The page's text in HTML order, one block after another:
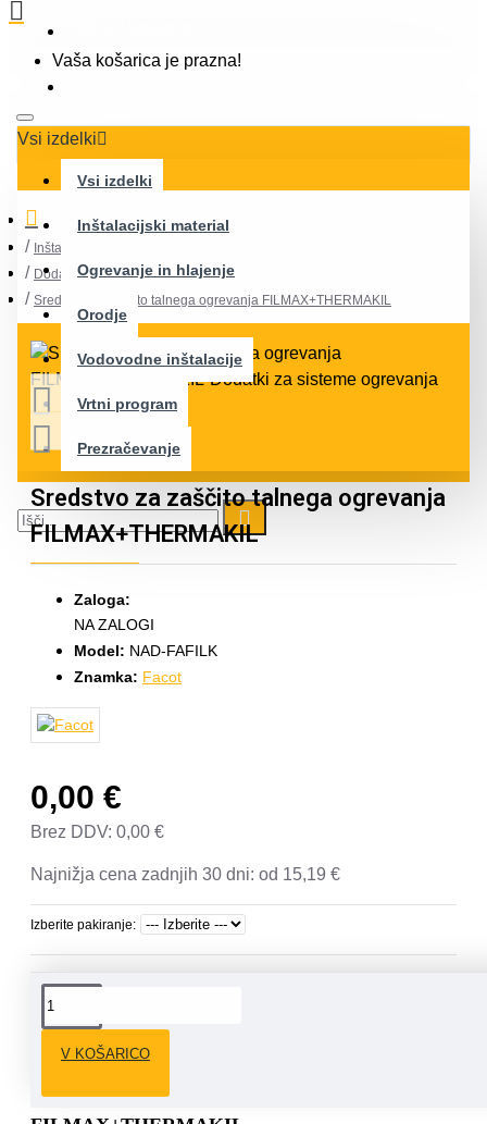
Vaša košarica je prazna!
Vsi izdelki
Vsi izdelki
Inštalacijski material
Ogrevanje in hlajenje
Orodje
Vodovodne inštalacije
Vrtni program
Prezračevanje
Inštalacijski material
Dodatki za sisteme ogrevanja
Sredstvo za zaščito talnega ogrevanja FILMAX+THERMAKIL
Sredstvo za zaščito talnega ogrevanja
FILMAX+THERMAKIL
Zaloga:
NA ZALOGI
Model: NAD-FAFILK
Znamka: Facot
0,00 €
Brez DDV: 0,00 €
Najnižja cena zadnjih 30 dni: od 15,19 €
Izberite pakiranje:
V KOŠARICO
Sredstvo za zaščito talnega ogrevanja